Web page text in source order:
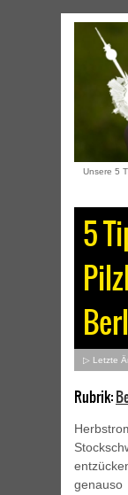
Unsere 5
5
▷ Letzte
Rubrik: